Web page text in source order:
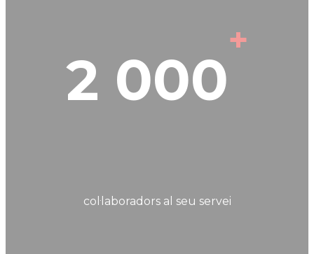
2 000
+
col·laboradors al seu servei